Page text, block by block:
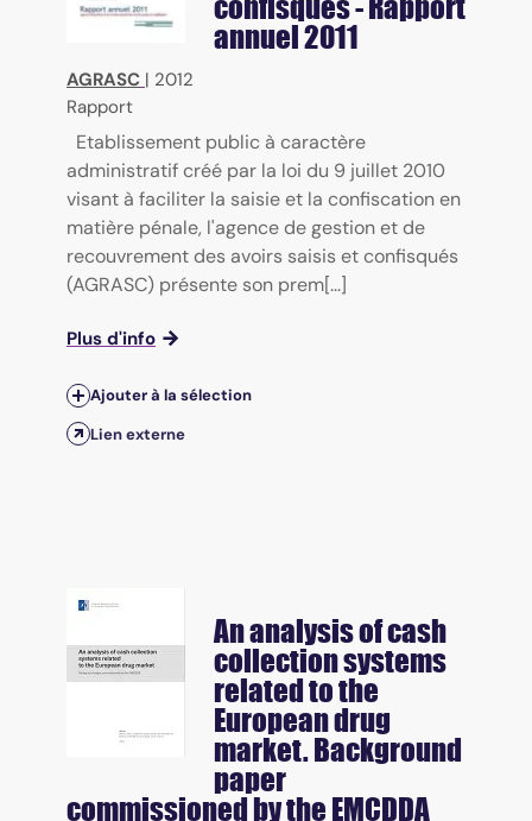
confisqués - Rapport
annuel 2011
AGRASC | 2012
Rapport
Etablissement public à caractère
administratif créé par la loi du 9 juillet 2010
visant à faciliter la saisie et la confiscation en
matière pénale, l'agence de gestion et de
recouvrement des avoirs saisis et confisqués
(AGRASC) présente son prem[...]
Plus d'info
Ajouter à la sélection
Lien externe
An analysis of cash
collection systems
related to the
European drug
market. Background
paper
commissioned by the EMCDDA